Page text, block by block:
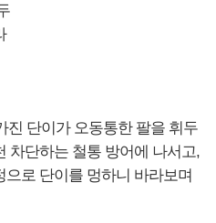
진 단이가 오동통한 팔을 휘두
차단하는 철통 방어에 나서고,
로 단이를 멍하니 바라보며